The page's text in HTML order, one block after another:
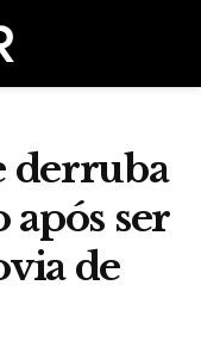
derruba
ser
de